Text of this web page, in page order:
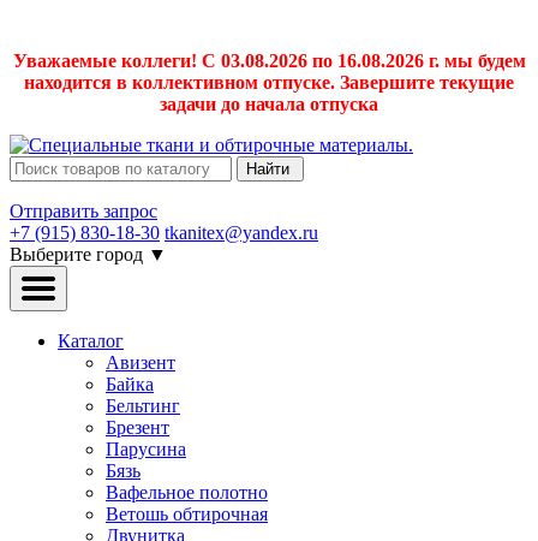
Уважаемые коллеги! С 03.08.2026 по 16.08.2026 г. мы будем
находится в коллективном отпуске. Завершите текущие
задачи до начала отпуска
Найти
Отправить запрос
+7 (915) 830-18-30 tkanitex@yandex.ru
Выберите город ▼
Каталог
Авизент
Байка
Бельтинг
Брезент
Парусина
Бязь
Вафельное полотно
Ветошь обтирочная
Двунитка